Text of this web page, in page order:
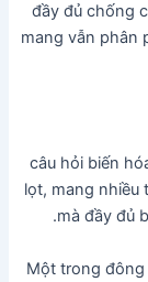
đầy đủ chống
mang vẫn phân
câu hỏi biến
lọt, mang nhiều
mà đầy đủ
Một trong